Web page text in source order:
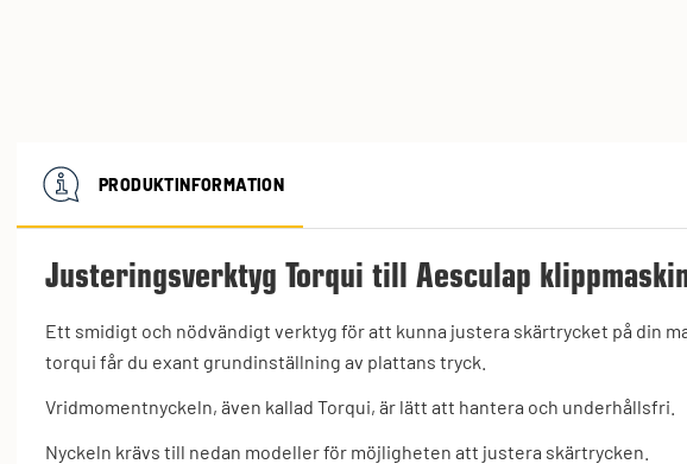
PRODUKTINFORMATION
Justeringsverktyg Torqui till Aesculap
Ett smidigt och nödvändigt verktyg för att kunna justera skärtrycket på din
torqui får du exant grundinställning av plattans tryck.
Vridmomentnyckeln, även kallad Torqui, är lätt att hantera och underhållsfri.
Nyckeln krävs till nedan modeller för möjligheten att justera skärtrycken.